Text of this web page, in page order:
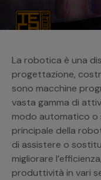
La robotica è una
progettazione,
sono macchine
vasta gamma di
modo automatico o
principale della
di assistere o
migliorare
produttività in vari